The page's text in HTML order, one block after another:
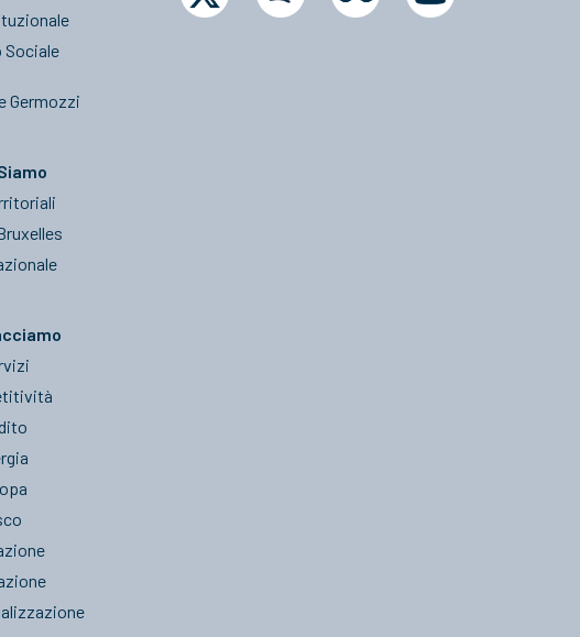
Sociale
Germozzi